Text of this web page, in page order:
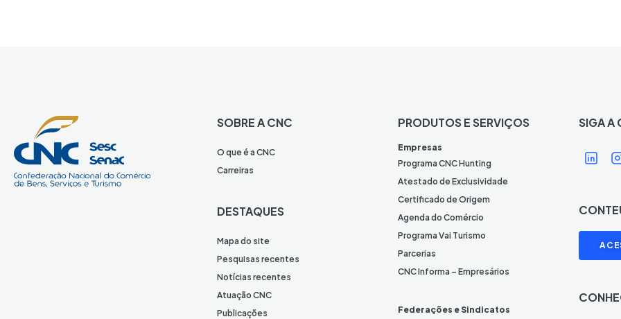
SOBRE A CNC
O que é a CNC
Carreiras
DESTAQUES
Mapa do site
Pesquisas recentes
Notícias recentes
Atuação CNC
Publicações
PRODUTOS E SERVIÇOS
Empresas
Programa CNC Hunting
Atestado de Exclusividade
Certificado de Origem
Agenda do Comércio
Programa Vai Turismo
Parcerias
CNC Informa – Empresários
Federações e Sindicatos
SIGA A
Í
c
n
e
L
i
k
e
Í
I